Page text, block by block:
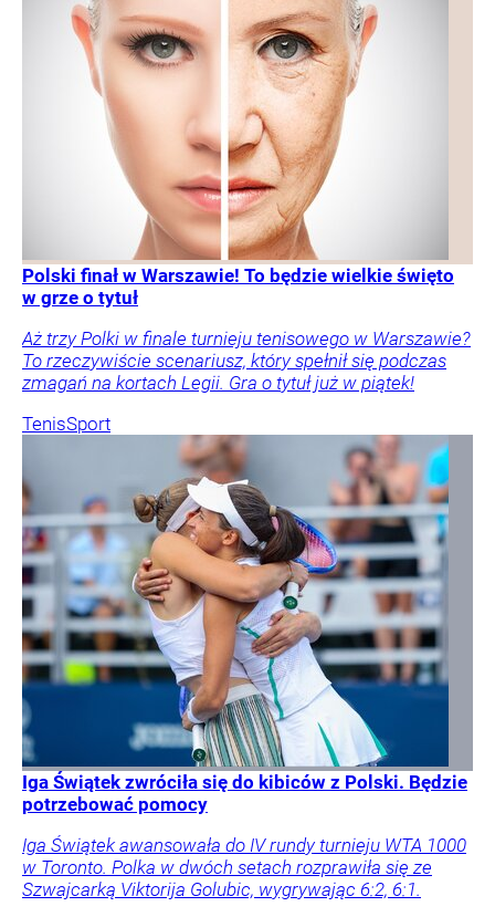
Polski finał w Warszawie! To będzie wielkie święto
w grze o tytuł
Aż trzy Polki w finale turnieju tenisowego w Warszawie?
To rzeczywiście scenariusz, który spełnił się podczas
zmagań na kortach Legii. Gra o tytuł już w piątek!
TenisSport
Iga Świątek zwróciła się do kibiców z Polski. Będzie
potrzebować pomocy
Iga Świątek awansowała do IV rundy turnieju WTA 1000
w Toronto. Polka w dwóch setach rozprawiła się ze
Szwajcarką Viktorija Golubic, wygrywając 6:2, 6:1.